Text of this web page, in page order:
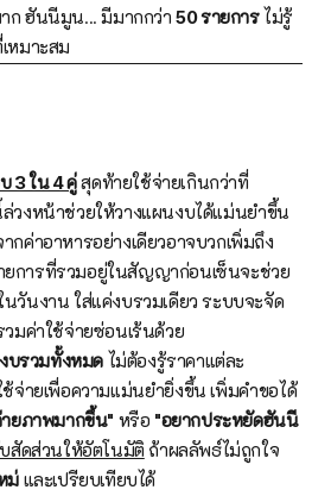
ก ฮันนีมูน... มีมากกว่า50 รายการไม่รู้
หมาะสม
3 ใน 4 คู่สุดท้ายใช้จ่ายเกินกว่าที่
วงหน้าช่วยให้วางแผนงบได้แม่นยำขึ้น
กค่าอาหารอย่างเดียวอาจบวกเพิ่มถึง
การที่รวมอยู่ในสัญญาก่อนเซ็นจะช่วย
วันงาน ใส่แค่งบรวมเดียว ระบบจะจัด
มค่าใช้จ่ายซ่อนเร้นด้วย
งบรวมทั้งหมด ไม่ต้องรู้ราคาแต่ละ
ช้จ่ายเพื่อความแม่นยำยิ่งขึ้น เพิ่มคำขอได้
ยภาพมากขึ้น" หรือ "อยากประหยัดฮันนี
สัดส่วนให้อัตโนมัติ ถ้าผลลัพธ์ไม่ถูกใจ
ม่ และเปรียบเทียบได้